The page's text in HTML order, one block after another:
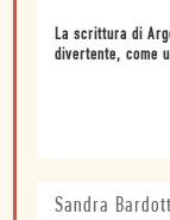
La scrittura di
divertente, come
Sandra